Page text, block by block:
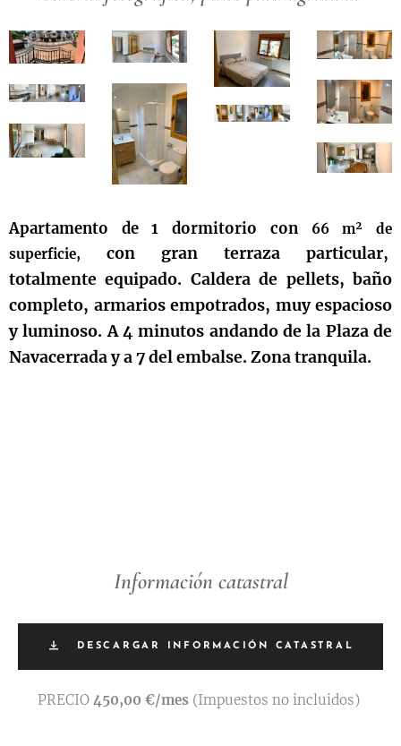
Apartamento de 1 dormitorio con66 m² de
superficie,
con gran terraza particular,
totalmente equipado. Caldera de pellets, baño
completo, armarios empotrados, muy espacioso
y luminoso. A 4 minutos andando de la Plaza de
Navacerrada y a 7 del embalse. Zona tranquila.
Información catastral
DESCARGAR INFORMACIÓN CATASTRAL
PRECIO 450,00 €/mes (Impuestos no incluidos)